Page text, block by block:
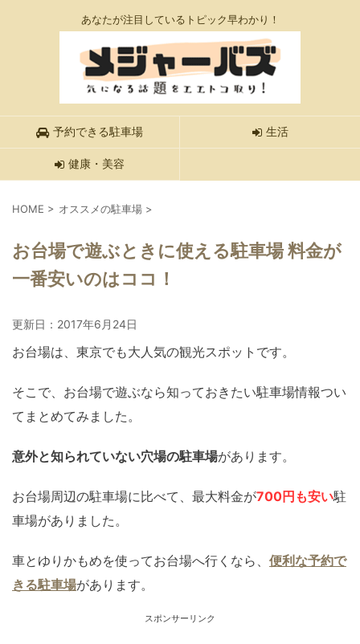
あなたが注目しているトピック早わかり！
予約できる駐車場 生活
健康・美容
HOME > オススメの駐車場 >
お台場で遊ぶときに使える駐車場 料金が
一番安いのはココ！
更新日： 2017年6月24日
お台場は、東京でも大人気の観光スポットです。
そこで、お台場で遊ぶなら知っておきたい駐車場情報つい
てまとめてみました。
意外と知られていない穴場の駐車場があります。
お台場周辺の駐車場に比べて、最大料金が700円も安い駐
車場がありました。
車とゆりかもめを使ってお台場へ行くなら、 便利な予約で
きる駐車場があります。
スポンサーリンク